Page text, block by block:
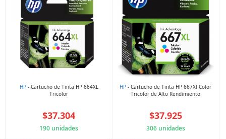
HP- Cartucho de Tinta HP 664XL
Tricolor
$37.304
190 unidades
HP - Cartucho de Tinta HP 667Xl Color
Tricolor de Alto Rendimiento
$37.925
306 unidades